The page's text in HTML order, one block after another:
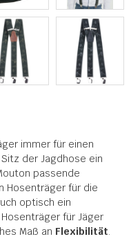
immer für einen
der Jagdhose ein
passende
Hosenträger für die
optisch ein
für Jäger
Maß an Flexibilität.